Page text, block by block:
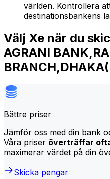
världen. Kontrollera
destinationsbankens
Välj Xe när du
AGRANI
Bättre priser
Jämför oss med din bank
Våra priser överträffar
maximerar värdet på din
Skicka pengar